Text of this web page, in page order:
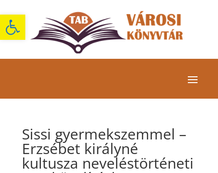
Eszköztár megnyitása
Sissi gyermekszemmel –
Erzsébet királyné
kultusza neveléstörténeti